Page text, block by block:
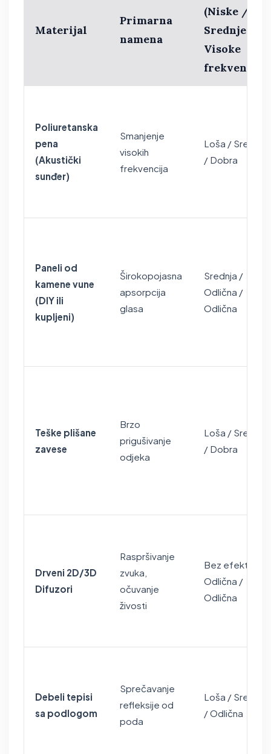
Materijal
Primarna
namena
(Niske /
Srednje /
Visoke
frekvencije)
Poliuretanska
pena
(Akustički
sunđer)
Smanjenje
visokih
frekvencija
Loša / Srednja
/ Dobra
Paneli od
kamene vune
(DIY ili
kupljeni)
Širokopojasna
apsorpcija
glasa
Srednja /
Odlična /
Odlična
Teške plišane
zavese
Brzo
prigušivanje
odjeka
Loša / Srednja
/ Dobra
Drveni 2D/3D
Difuzori
Raspršivanje
zvuka,
očuvanje
živosti
Bez efekta /
Odlična /
Odlična
Debeli tepisi
sa podlogom
Sprečavanje
refleksije od
poda
Loša / Srednja
/ Odlična